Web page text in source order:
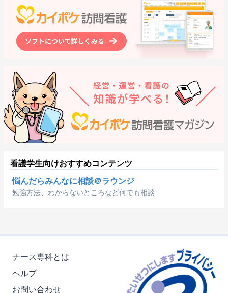
看護学生向けおすすめコンテンツ
悩んだらみんなに相談＠ラウンジ
勉強方法、わからないところなど何でも相談
ナース専科とは
ヘルプ
お問い合わせ